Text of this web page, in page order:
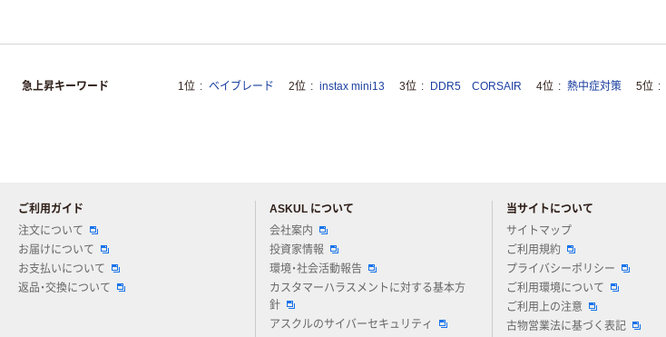
急上昇キーワード 1位 ベイブレード 2位 instax mini13 3位 DDR5 CORSAIR 4位 熱中症対策 5位
ご利用ガイド
注文について
お届けについて
お支払いについて
返品・交換について
ASKUL について
会社案内
投資家情報
環境・社会活動報告
カスタマーハラスメントに対する基本方
針
アスクルのサイバーセキュリティ
当サイトについて
サイトマップ
ご利用規約
プライバシーポリシー
ご利用環境について
ご利用上の注意
古物営業法に基づく表記